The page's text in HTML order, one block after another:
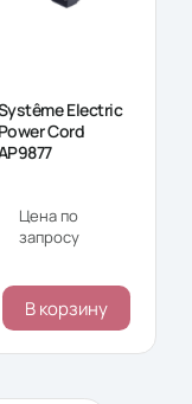
Electric
Power Cord
Цена по
запросу
В корзину